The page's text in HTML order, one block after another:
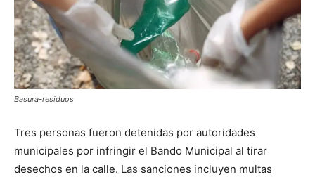
Basura-residuos
Tres personas fueron detenidas por autoridades
municipales por infringir el Bando Municipal al tirar
desechos en la calle. Las sanciones incluyen multas